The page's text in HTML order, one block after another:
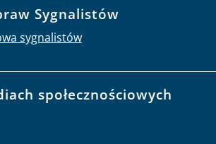
Sygnalistów
sygnalistów
społecznościowych